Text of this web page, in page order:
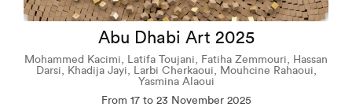
Abu Dhabi Art 2025
Mohammed Kacimi, Latifa Toujani, Fatiha Zemmouri, Hassan
Darsi, Khadija Jayi, Larbi Cherkaoui, Mouhcine Rahaoui,
Yasmina Alaoui
From 17 to 23 November 2025